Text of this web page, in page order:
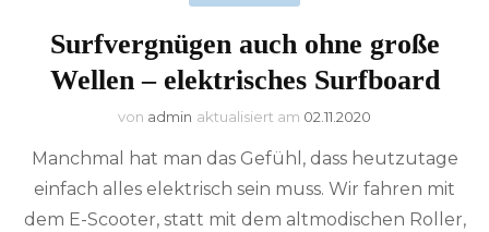
Surfvergnügen auch ohne große
Wellen – elektrisches Surfboard
von admin aktualisiert am 02.11.2020
Manchmal hat man das Gefühl, dass heutzutage
einfach alles elektrisch sein muss. Wir fahren mit
dem E-Scooter, statt mit dem altmodischen Roller,